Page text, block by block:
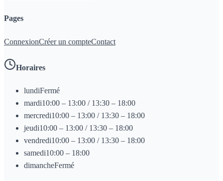
Pages
ConnexionCréer un compteContact
Horaires
lundiFermé
mardi10:00 – 13:00 / 13:30 – 18:00
mercredi10:00 – 13:00 / 13:30 – 18:00
jeudi10:00 – 13:00 / 13:30 – 18:00
vendredi10:00 – 13:00 / 13:30 – 18:00
samedi10:00 – 18:00
dimancheFermé